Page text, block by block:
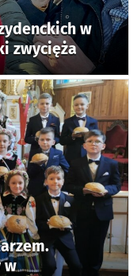
w
zwycięża
w